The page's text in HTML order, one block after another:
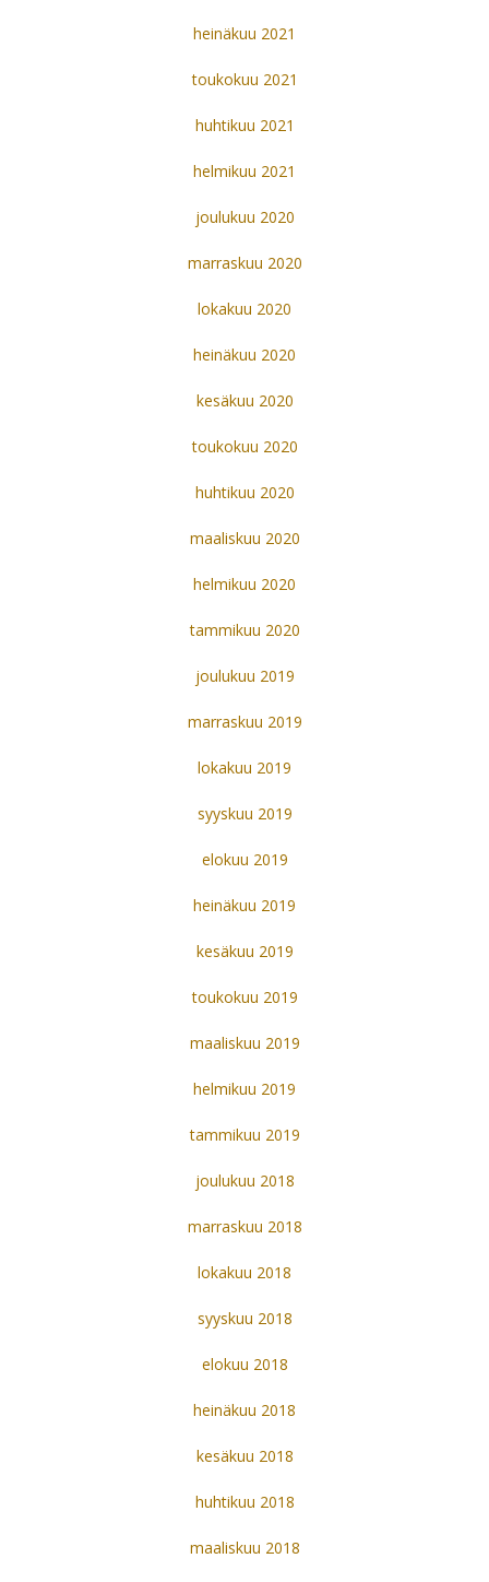
heinäkuu 2021
toukokuu 2021
huhtikuu 2021
helmikuu 2021
joulukuu 2020
marraskuu 2020
lokakuu 2020
heinäkuu 2020
kesäkuu 2020
toukokuu 2020
huhtikuu 2020
maaliskuu 2020
helmikuu 2020
tammikuu 2020
joulukuu 2019
marraskuu 2019
lokakuu 2019
syyskuu 2019
elokuu 2019
heinäkuu 2019
kesäkuu 2019
toukokuu 2019
maaliskuu 2019
helmikuu 2019
tammikuu 2019
joulukuu 2018
marraskuu 2018
lokakuu 2018
syyskuu 2018
elokuu 2018
heinäkuu 2018
kesäkuu 2018
huhtikuu 2018
maaliskuu 2018